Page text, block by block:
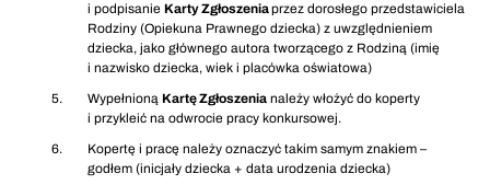
i podpisanie Karty Zgłoszeniaprzez dorosłego przedstawiciela
Rodziny (Opiekuna Prawnego dziecka) z uwzględnieniem
dziecka, jako głównego autora tworzącego z Rodziną (imię
i nazwisko dziecka, wiek i placówka oświatowa)
Wypełnioną Kartę Zgłoszenia należy włożyć do koperty
i przykleić na odwrocie pracy konkursowej.
Kopertę i pracę należy oznaczyć takim samym znakiem –
godłem (inicjały dziecka + data urodzenia dziecka)